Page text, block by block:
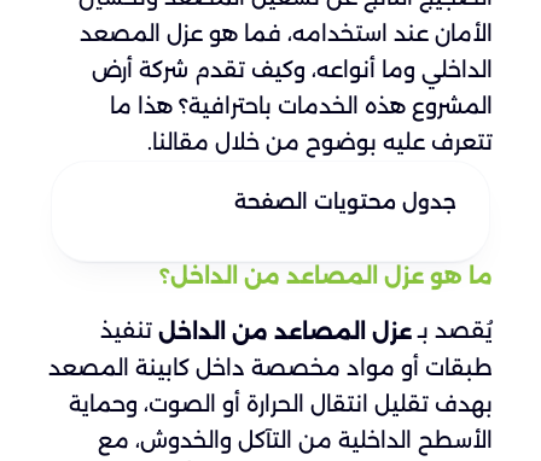
الأمان عند استخدامه، فما هو عزل المصعد
الداخلي وما أنواعه، وكيف تقدم شركة أرض
المشروع هذه الخدمات باحترافية؟ هذا ما
تتعرف عليه بوضوح من خلال مقالنا.
جدول محتويات الصفحة
ما هو عزل المصاعد من الداخل؟
يُقصد بـعزل المصاعد من الداخل تنفيذ
طبقات أو مواد مخصصة داخل كابينة المصعد
بهدف تقليل انتقال الحرارة أو الصوت، وحماية
الأسطح الداخلية من التآكل والخدوش، مع